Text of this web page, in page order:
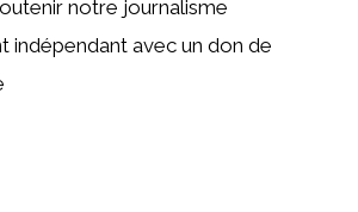
notre journalisme
indépendant avec un don de